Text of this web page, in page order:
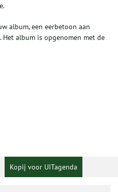
album, een eerbetoon aan
Het album is opgenomen met de
Kopij voor UITagenda